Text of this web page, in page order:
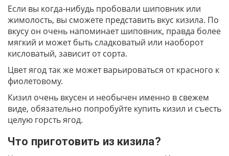
Если вы когда-нибудь пробовали шиповник или
жимолость, вы сможете представить вкус кизила. По
вкусу он очень напоминает шиповник, правда более
мягкий и может быть сладковатый или наоборот
кисловатый, зависит от сорта.
Цвет ягод так же может варьироваться от красного к
фиолетовому.
Кизил очень вкусен и необычен именно в свежем
виде, обязательно попробуйте купить кизил и съесть
целую горсть ягод.
Что приготовить из кизила?